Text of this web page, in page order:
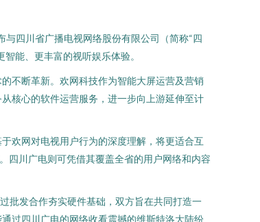
四川省广播电视网络股份有限公司（简称“四
能、更丰富的视听娱乐体验。
不断革新。欢网科技作为智能大屏运营及营销
核心的软件运营服务，进一步向上游延伸至计
欢网对电视用户行为的深度理解，将更适合互
四川广电则可凭借其覆盖全省的用户网络和内容
批发合作夯实硬件基础，双方旨在共同打造一
过四川广电的网络收看震撼的维斯特洛大陆纷